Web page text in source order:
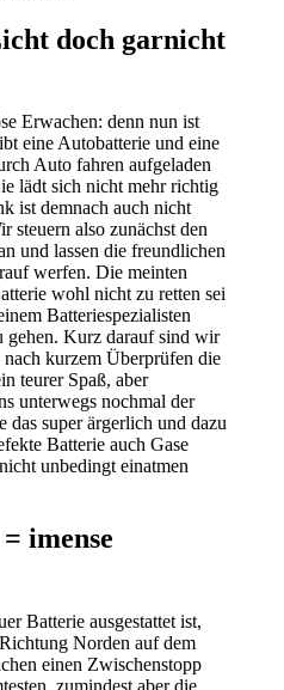
doch garnicht
Erwachen: denn nun ist
eine Autobatterie und eine
Auto fahren aufgeladen
lädt sich nicht mehr richtig
ist demnach auch nicht
steuern also zunächst den
und lassen die freundlichen
werfen. Die meinten
wohl nicht zu retten sei
Batteriespezialisten
gehen. Kurz darauf sind wir
kurzem Überprüfen die
teurer Spaß, aber
unterwegs nochmal der
das super ärgerlich und dazu
Batterie auch Gase
unbedingt einatmen
imense
Batterie ausgestattet ist,
Norden auf dem
einen Zwischenstopp